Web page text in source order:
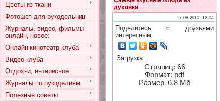
Цветы из ткани
Фотошоп для рукодельниц
Журналы, видео, фильмы
онлайн, новое:
Онлайн кинотеатр клуба
Видео клуба
Отдохни, интересное
Журналы по рукоделиям:
Полезные советы
духовки
17.08.2010, 12:04
Поделитесь с друзьями
интересным:
Загрузка...
Страниц: 66
Формат: pdf
Размер: 6.8 Мб